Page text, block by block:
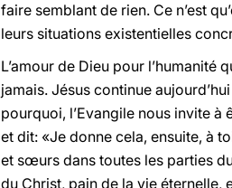
faire semblant de rien. Ce n’est
leurs situations existentielles
L’amour de Dieu pour
jamais. Jésus continue
pourquoi, l’Evangile nous invite
et dit: «Je donne cela, ensuite, à
et sœurs dans toutes les parties
du Christ, pain de la vie éternelle,